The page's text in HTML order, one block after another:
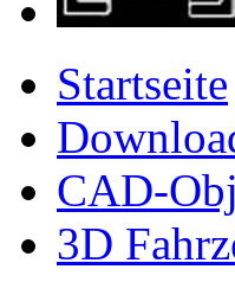
Startseite
CAD-
3D